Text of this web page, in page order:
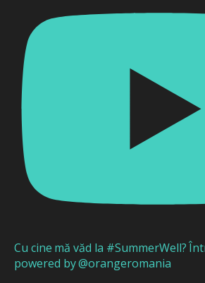
Cu cine mă văd la #SummerWell?
powered by @orangeromania